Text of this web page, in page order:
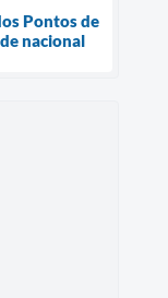
Pontos de
nacional